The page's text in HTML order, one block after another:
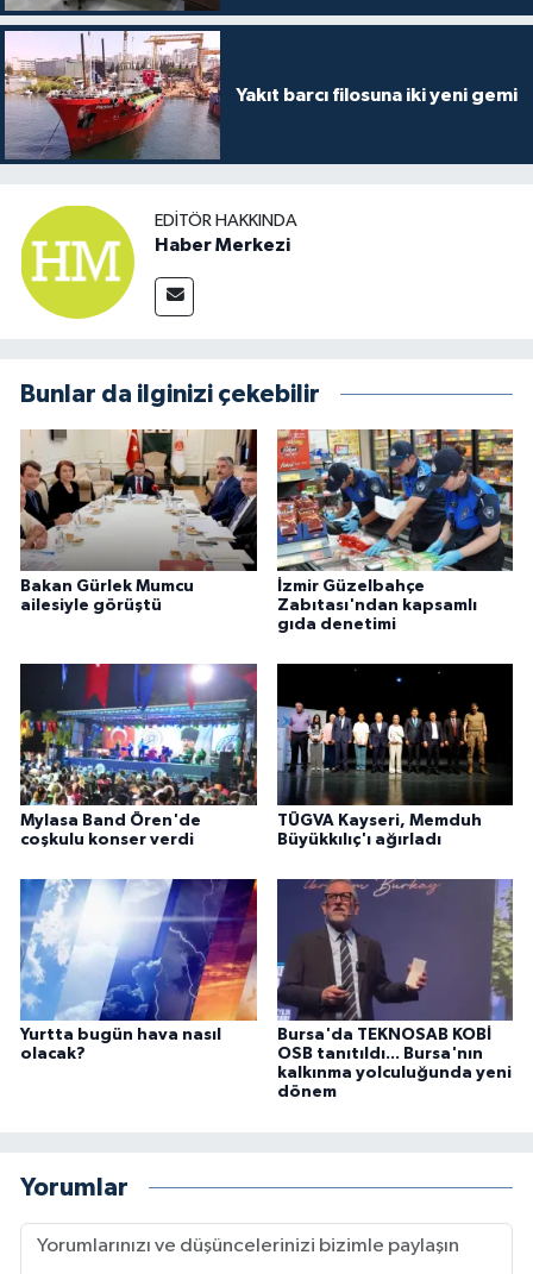
Yakıt barcı filosuna iki yeni gemi
EDITÖR HAKKINDA
Haber Merkezi
Bunlar da ilginizi çekebilir
Bakan Gürlek Mumcu
ailesiyle görüştü
İzmir Güzelbahçe
Zabıtası'ndan kapsamlı
gıda denetimi
Mylasa Band Ören'de
coşkulu konser verdi
TÜGVA Kayseri, Memduh
Büyükkılıç'ı ağırladı
Yurtta bugün hava nasıl
olacak?
Bursa'da TEKNOSAB KOBİ
OSB tanıtıldı... Bursa'nın
kalkınma yolculuğunda yeni
dönem
Yorumlar